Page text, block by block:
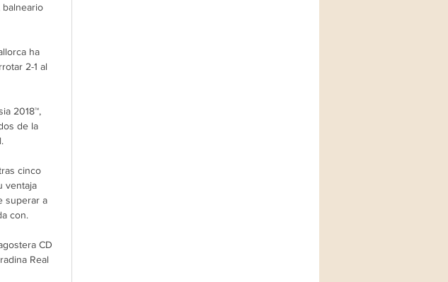
ha
2-1 al
2018™,
de la
cinco
ventaja
superar a
con.
CD
Real